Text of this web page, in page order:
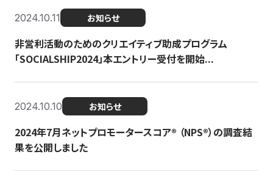
2024.10.11 お知らせ
非営利活動のためのクリエイティブ助成プログラム
「SOCIALSHIP2024」本エントリー受付を開始...
2024.10.10 お知らせ
2024年7月ネットプロモータースコア®︎ （NPS®︎）の調査結
果を公開しました